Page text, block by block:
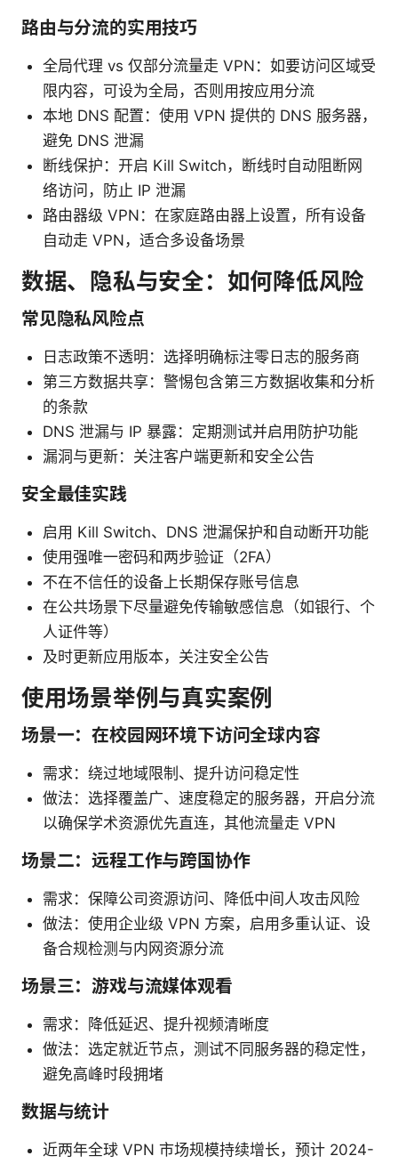
路由与分流的实用技巧
全局代理 vs 仅部分流量走 VPN：如要访问区域受
限内容，可设为全局，否则用按应用分流
本地 DNS 配置：使用 VPN 提供的 DNS 服务器，
避免 DNS 泄漏
断线保护：开启 Kill Switch，断线时自动阻断网
络访问，防止 IP 泄漏
路由器级 VPN：在家庭路由器上设置，所有设备
自动走 VPN，适合多设备场景
数据、隐私与安全：如何降低风险
常见隐私风险点
日志政策不透明：选择明确标注零日志的服务商
第三方数据共享：警惕包含第三方数据收集和分析
的条款
DNS 泄漏与 IP 暴露：定期测试并启用防护功能
漏洞与更新：关注客户端更新和安全公告
安全最佳实践
启用 Kill Switch、DNS 泄漏保护和自动断开功能
使用强唯一密码和两步验证（2FA）
不在不信任的设备上长期保存账号信息
在公共场景下尽量避免传输敏感信息（如银行、个
人证件等）
及时更新应用版本，关注安全公告
使用场景举例与真实案例
场景一：在校园网环境下访问全球内容
需求：绕过地域限制、提升访问稳定性
做法：选择覆盖广、速度稳定的服务器，开启分流
以确保学术资源优先直连，其他流量走 VPN
场景二：远程工作与跨国协作
需求：保障公司资源访问、降低中间人攻击风险
做法：使用企业级 VPN 方案，启用多重认证、设
备合规检测与内网资源分流
场景三：游戏与流媒体观看
需求：降低延迟、提升视频清晰度
做法：选定就近节点，测试不同服务器的稳定性，
避免高峰时段拥堵
数据与统计
近两年全球 VPN 市场规模持续增长，预计 2024-